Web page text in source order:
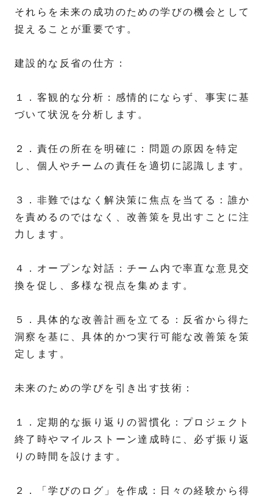
それらを未来の成功のための学びの機会として
捉えることが重要です。
建設的な反省の仕方：
１．客観的な分析：感情的にならず、事実に基
づいて状況を分析します。
２．責任の所在を明確に：問題の原因を特定
し、個人やチームの責任を適切に認識します。
３．非難ではなく解決策に焦点を当てる：誰か
を責めるのではなく、改善策を見出すことに注
力します。
４．オープンな対話：チーム内で率直な意見交
換を促し、多様な視点を集めます。
５．具体的な改善計画を立てる：反省から得た
洞察を基に、具体的かつ実行可能な改善策を策
定します。
未来のための学びを引き出す技術：
１．定期的な振り返りの習慣化：プロジェクト
終了時やマイルストーン達成時に、必ず振り返
りの時間を設けます。
２．「学びのログ」を作成：日々の経験から得